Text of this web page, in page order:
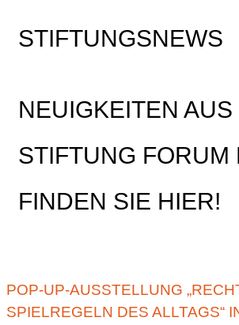
STIFTUNGSNEWS
NEUIGKEITEN AUS
STIFTUNG FORUM
FINDEN SIE HIER!
POP-UP-AUSSTELLUNG
SPIELREGELN DES ALLTAGS“